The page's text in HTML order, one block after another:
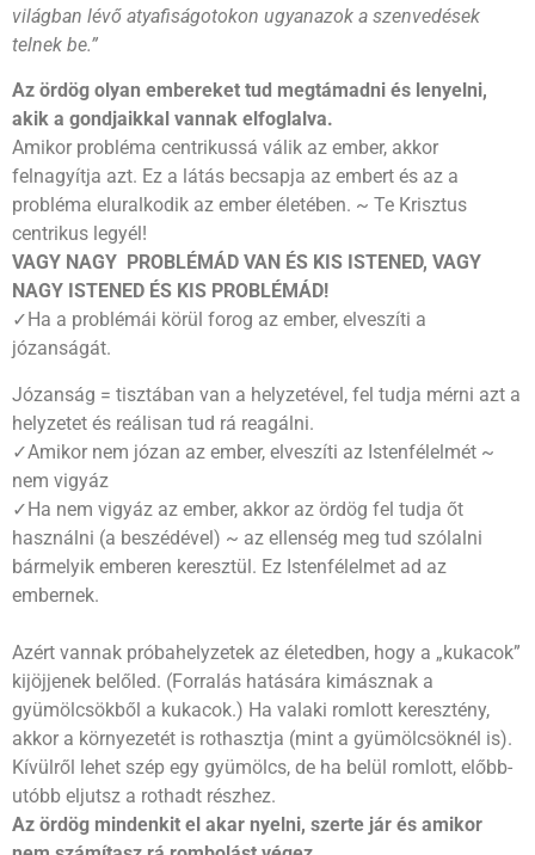
világban lévő atyafiságotokon ugyanazok a szenvedések
telnek be.”
Az ördög olyan embereket tud megtámadni és lenyelni,
akik a gondjaikkal vannak elfoglalva.
Amikor probléma centrikussá válik az ember, akkor
felnagyítja azt. Ez a látás becsapja az embert és az a
probléma eluralkodik az ember életében. ~ Te Krisztus
centrikus legyél!
VAGY NAGY PROBLÉMÁD VAN ÉS KIS ISTENED, VAGY
NAGY ISTENED ÉS KIS PROBLÉMÁD!
✓Ha a problémái körül forog az ember, elveszíti a
józanságát.
Józanság = tisztában van a helyzetével, fel tudja mérni azt a
helyzetet és reálisan tud rá reagálni.
✓Amikor nem józan az ember, elveszíti az Istenfélelmét ~
nem vigyáz
✓Ha nem vigyáz az ember, akkor az ördög fel tudja őt
használni (a beszédével) ~ az ellenség meg tud szólalni
bármelyik emberen keresztül. Ez Istenfélelmet ad az
embernek.
Azért vannak próbahelyzetek az életedben, hogy a „kukacok”
kijöjjenek belőled. (Forralás hatására kimásznak a
gyümölcsökből a kukacok.) Ha valaki romlott keresztény,
akkor a környezetét is rothasztja (mint a gyümölcsöknél is).
Kívülről lehet szép egy gyümölcs, de ha belül romlott, előbb-
utóbb eljutsz a rothadt részhez.
Az ördög mindenkit el akar nyelni, szerte jár és amikor